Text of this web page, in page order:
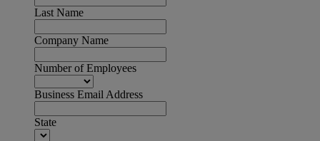
Last Name
Company Name
Number of Employees
Business Email Address
State